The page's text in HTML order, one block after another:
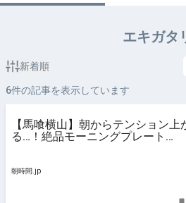
エキガタ
新着順
6件の記事を表示しています
【馬喰横山】朝からテンション上
る…！絶品モーニングプレート
朝時間.jp